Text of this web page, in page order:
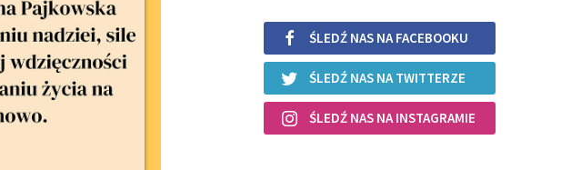
ŚLEDŹ NAS NA FACEBOOKU
ŚLEDŹ NAS NA TWITTERZE
ŚLEDŹ NAS NA INSTAGRAMIE